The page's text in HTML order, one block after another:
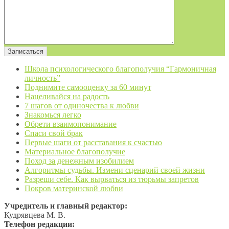
Школа психологического благополучия “Гармоничная
личность”
Поднимите самооценку за 60 минут
Нацеливайся на радость
7 шагов от одиночества к любви
Знакомься легко
Обрети взаимопонимание
Спаси свой брак
Первые шаги от расставания к счастью
Материальное благополучие
Поход за денежным изобилием
Алгоритмы судьбы. Измени сценарий своей жизни
Разреши себе. Как вырваться из тюрьмы запретов
Покров материнской любви
Учредитель и главный редактор:
Кудрявцева М. В.
Телефон редакции: